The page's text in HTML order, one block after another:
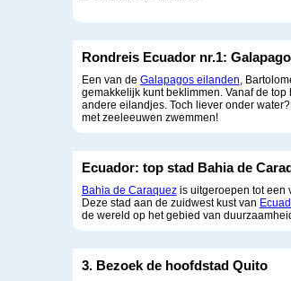
Rondreis Ecuador nr.1:
Een van de Galapagos eilanden,
gemakkelijk kunt beklimmen. Vanaf de
andere eilandjes. Toch liever onder
met zeeleeuwen zwemmen!
Ecuador: top stad Bahia de
Bahia de Caraquezis uitgeroepen tot een
Deze stad aan de zuidwest kust van
de wereld op het gebied van
3. Bezoek de hoofdstad Quito